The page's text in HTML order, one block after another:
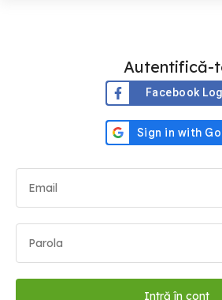
Autentifică-
Facebook